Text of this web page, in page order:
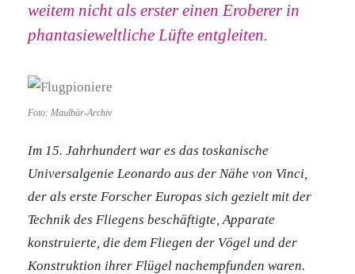
weitem nicht als erster einen Eroberer in
phantasieweltliche Lüfte entgleiten.
Foto: Maulbär-Archiv
Im 15. Jahrhundert war es das toskanische
Universalgenie Leonardo aus der Nähe von Vinci,
der als erste Forscher Europas sich gezielt mit der
Technik des Fliegens beschäftigte, Apparate
konstruierte, die dem Fliegen der Vögel und der
Konstruktion ihrer Flügel nachempfunden waren.